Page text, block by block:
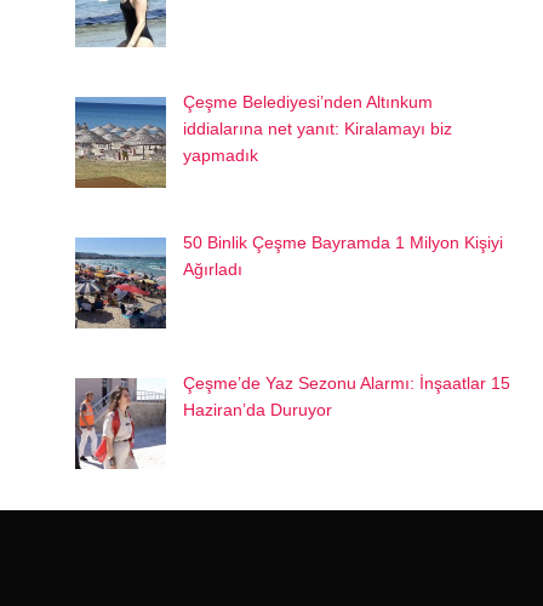
Çeşme Belediyesi’nden Altınkum
iddialarına net yanıt: Kiralamayı biz
yapmadık
50 Binlik Çeşme Bayramda 1 Milyon Kişiyi
Ağırladı
Çeşme’de Yaz Sezonu Alarmı: İnşaatlar 15
Haziran’da Duruyor